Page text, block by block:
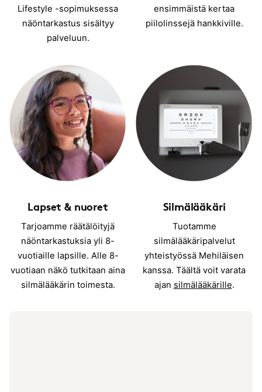
Lifestyle -sopimuksessa
näöntarkastus sisältyy
palveluun.
ensimmäistä kertaa
piilolinssejä hankkiville.
Lapset & nuoret
Tarjoamme räätälöityjä
näöntarkastuksia yli 8-
vuotiaille lapsille. Alle 8-
vuotiaan näkö tutkitaan aina
silmälääkärin toimesta.
Silmälääkäri
Tuotamme
silmälääkäripalvelut
yhteistyössä Mehiläisen
kanssa. Täältä voit varata
ajan silmälääkärille.